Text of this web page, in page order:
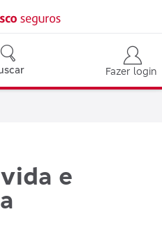
Fazer login
vida e